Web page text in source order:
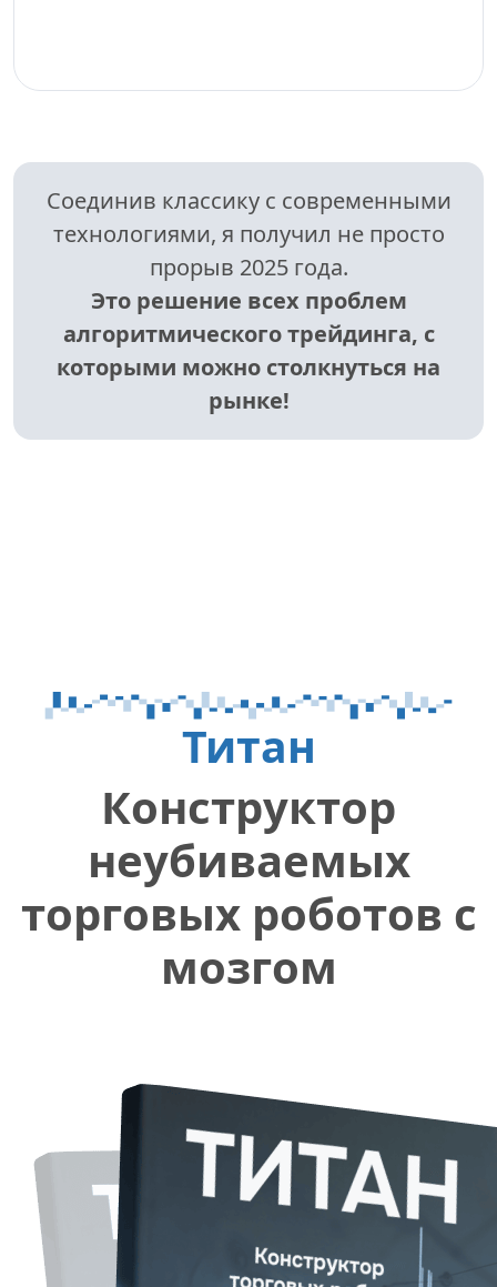
Соединив классику с современными
технологиями, я получил не просто
прорыв 2025 года.
Это решение всех проблем
алгоритмического трейдинга, с
которыми можно столкнуться на
рынке!
Титан
Конструктор
неубиваемых
торговых роботов с
мозгом